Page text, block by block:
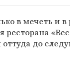
в мечеть и в
до